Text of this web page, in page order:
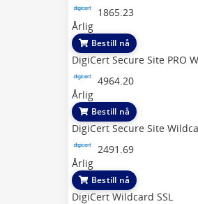
1865.23
Årlig
Bestill nå
DigiCert Secure Site PRO
4964.20
Årlig
Bestill nå
DigiCert Secure Site
2491.69
Årlig
Bestill nå
DigiCert Wildcard SSL